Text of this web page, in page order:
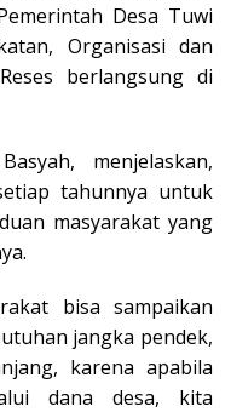
Desa Tuwi
Organisasi dan
berlangsung di
menjelaskan,
tahunnya untuk
masyarakat yang
bisa sampaikan
jangka pendek,
karena apabila
dana desa, kita